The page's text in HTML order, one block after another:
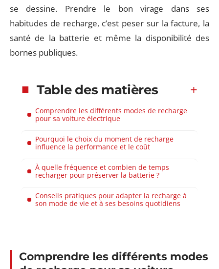
se dessine. Prendre le bon virage dans ses
habitudes de recharge, c’est peser sur la facture, la
santé de la batterie et même la disponibilité des
bornes publiques.
Table des matières
Comprendre les différents modes de recharge
pour sa voiture électrique
Pourquoi le choix du moment de recharge
influence la performance et le coût
À quelle fréquence et combien de temps
recharger pour préserver la batterie ?
Conseils pratiques pour adapter la recharge à
son mode de vie et à ses besoins quotidiens
Comprendre les différents modes